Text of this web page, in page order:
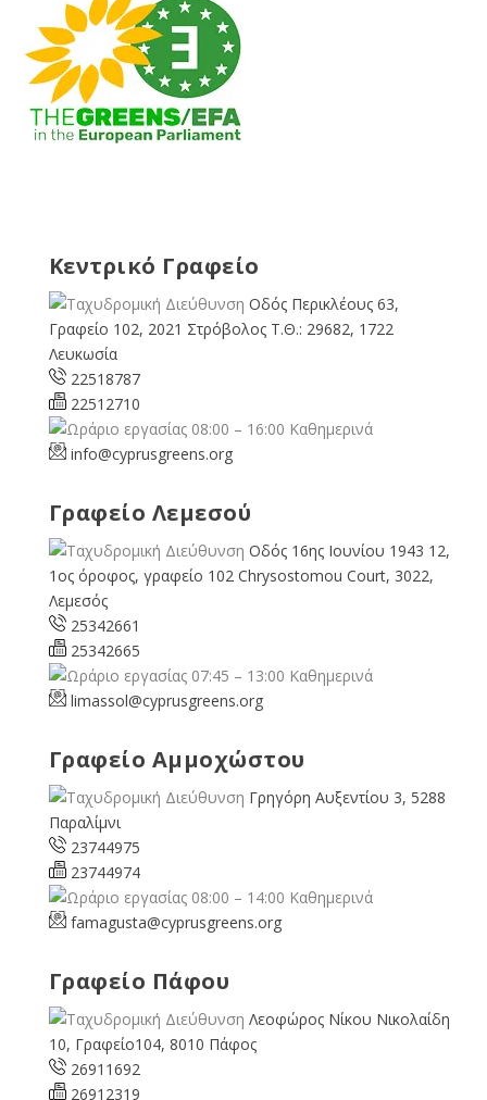
Κεντρικό Γραφείο
Οδός Περικλέους 63,
Γραφείο 102, 2021 Στρόβολος Τ.Θ.: 29682, 1722
Λευκωσία
22518787
22512710
08:00 – 16:00 Καθημερινά
info@cyprusgreens.org
Γραφείο Λεμεσού
Οδός 16ης Ιουνίου 1943 12,
1ος όροφος, γραφείο 102 Chrysostomou Court, 3022,
Λεμεσός
25342661
25342665
07:45 – 13:00 Καθημερινά
limassol@cyprusgreens.org
Γραφείο Αμμοχώστου
Γρηγόρη Αυξεντίου 3, 5288
Παραλίμνι
23744975
23744974
08:00 – 14:00 Καθημερινά
famagusta@cyprusgreens.org
Γραφείο Πάφου
Λεοφώρος Νίκου Νικολαίδη
10, Γραφείο104, 8010 Πάφος
26911692
26912319